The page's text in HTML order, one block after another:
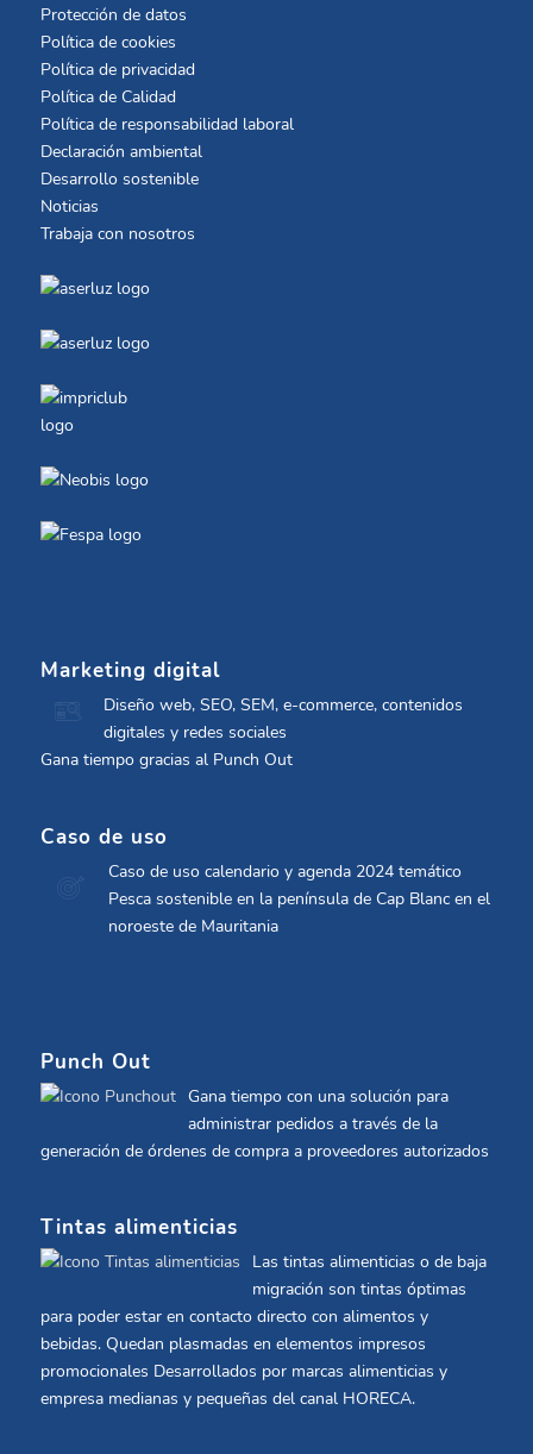
Protección de datos
Política de cookies
Política de privacidad
Política de Calidad
Política de responsabilidad laboral
Declaración ambiental
Desarrollo sostenible
Noticias
Trabaja con nosotros
Marketing digital
Diseño web, SEO, SEM, e-commerce, contenidos
digitales y redes sociales
Gana tiempo gracias al Punch Out
Caso de uso
Caso de uso calendario y agenda 2024 temático
Pesca sostenible en la península de Cap Blanc en el
noroeste de Mauritania
Punch Out
Gana tiempo con una solución para
administrar pedidos a través de la
generación de órdenes de compra a proveedores autorizados
Tintas alimenticias
Las tintas alimenticias o de baja
migración son tintas óptimas
para poder estar en contacto directo con alimentos y
bebidas. Quedan plasmadas en elementos impresos
promocionales Desarrollados por marcas alimenticias y
empresa medianas y pequeñas del canal HORECA.